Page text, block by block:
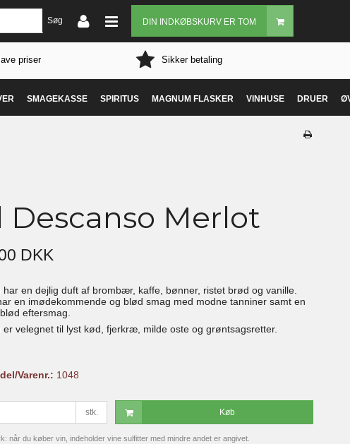
DIN INDKØBSKURV ER TOM
Søg
priser Sikker betaling
SMAGEKASSE SPIRITUS MAGNUM FLASKER VINHUSE DRUER
Descanso Merlot
DKK
har en dejlig duft af brombær, kaffe, bønner, ristet brød og vanille.
en imødekommende og blød smag med modne tanniner samt en
eftersmag.
er velegnet til lyst kød, fjerkræ, milde oste og grøntsagsretter.
Varenr.: 1048
stk. Køb
når du køber vin, indeholder vine sulfitter med mindre andet er angivet.